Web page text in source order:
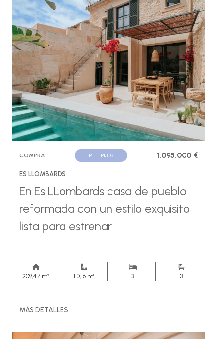
COMPRA REF. P1303 1.095.000 €
ES LLOMBARDS
En Es LLombards casa de pueblo
reformada con un estilo exquisito
lista para estrenar
209,47 m² 110,16 m² 3 3
MÁS DETALLES